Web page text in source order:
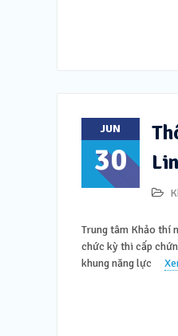
JUN
30
Trung tâm Khảo thí
chức kỳ thi cấp
khung năng lực